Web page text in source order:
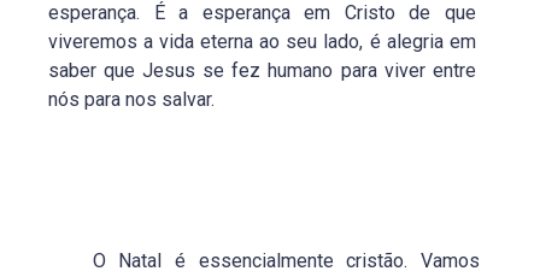
esperança. É a esperança em Cristo de que
viveremos a vida eterna ao seu lado, é alegria em
saber que Jesus se fez humano para viver entre
nós para nos salvar.
O Natal é essencialmente cristão. Vamos